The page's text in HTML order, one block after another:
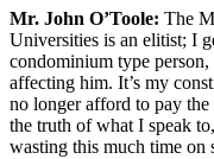
Mr. John O’Toole: The
Universities is an elitist; I
condominium type
affecting him. It’s my
no longer afford to pay
the truth of what I speak
wasting this much time on